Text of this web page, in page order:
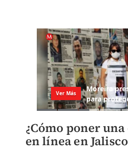
¿Cómo poner
en línea en